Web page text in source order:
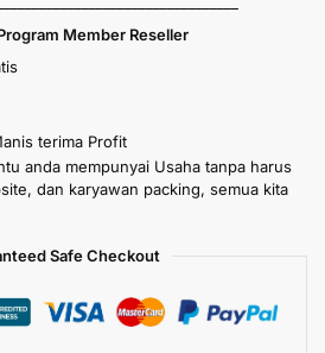
Member Reseller
terima Profit
anda mempunyai Usaha tanpa harus
dan karyawan packing, semua kita
Safe Checkout